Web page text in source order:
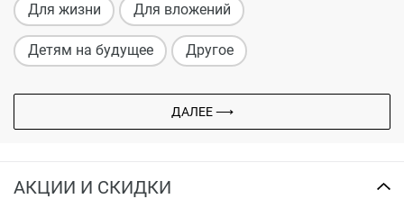
Для жизни Для вложений
Детям на будущее Другое
ДАЛЕЕ ⟶
АКЦИИ И СКИДКИ